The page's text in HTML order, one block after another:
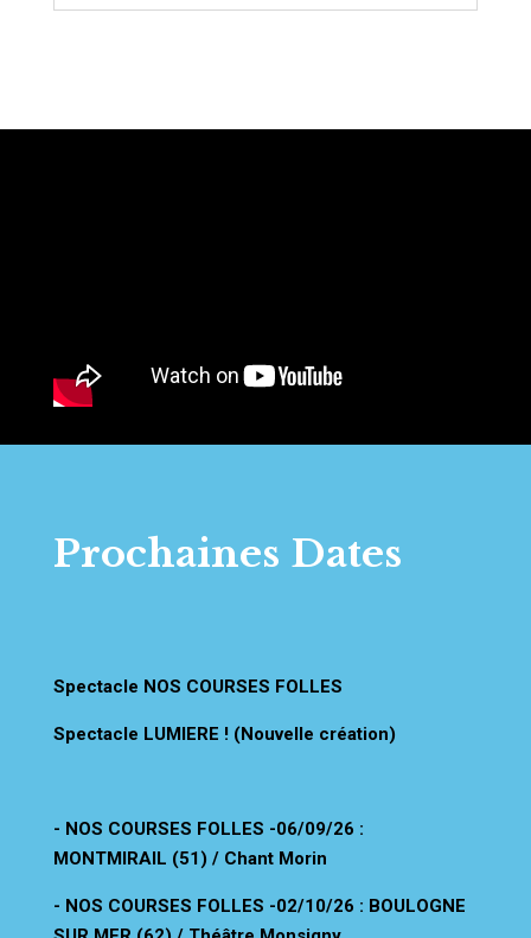
Prochaines Dates
Spectacle NOS COURSES FOLLES
Spectacle LUMIERE ! (Nouvelle création)
- NOS COURSES FOLLES -06/09/26 :
MONTMIRAIL (51) / Chant Morin
- NOS COURSES FOLLES -02/10/26 : BOULOGNE